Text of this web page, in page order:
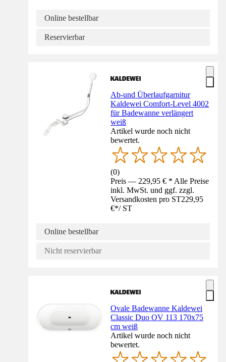
Online bestellbar
Reservierbar
Ab-und Überlaufgarnitur
Kaldewei Comfort-Level 4002
für Badewanne verlängert
weiß
Artikel wurde noch nicht
bewertet.
(0)
Preis — 229,95 € * Alle Preise
inkl. MwSt. und ggf. zzgl.
Versandkosten pro ST229,95
€*/ ST
Online bestellbar
Nicht reservierbar
Ovale Badewanne Kaldewei
Classic Duo OV 113 170x75
cm weiß
Artikel wurde noch nicht
bewertet.